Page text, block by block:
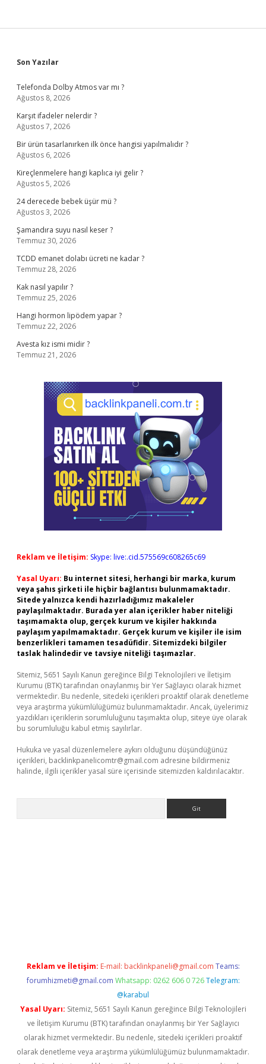
Sidebar
Son Yazılar
Telefonda Dolby Atmos var mı ?
Ağustos 8, 2026
Karşıt ifadeler nelerdir ?
Ağustos 7, 2026
Bir ürün tasarlanırken ilk önce hangisi yapılmalıdır ?
Ağustos 6, 2026
Kireçlenmelere hangi kaplıca iyi gelir ?
Ağustos 5, 2026
24 derecede bebek üşür mü ?
Ağustos 3, 2026
Şamandıra suyu nasıl keser ?
Temmuz 30, 2026
TCDD emanet dolabı ücreti ne kadar ?
Temmuz 28, 2026
Kak nasıl yapılır ?
Temmuz 25, 2026
Hangi hormon lipödem yapar ?
Temmuz 22, 2026
Avesta kız ismi midir ?
Temmuz 21, 2026
Reklam ve İletişim: Skype: live:.cid.575569c608265c69
Yasal Uyarı: Bu internet sitesi, herhangi bir marka, kurum
veya şahıs şirketi ile hiçbir bağlantısı bulunmamaktadır.
Sitede yalnızca kendi hazırladığımız makaleler
paylaşılmaktadır. Burada yer alan içerikler haber niteliği
taşımamakta olup, gerçek kurum ve kişiler hakkında
paylaşım yapılmamaktadır. Gerçek kurum ve kişiler ile isim
benzerlikleri tamamen tesadüfidir. Sitemizdeki bilgiler
taslak halindedir ve tavsiye niteliği taşımazlar.
Sitemiz, 5651 Sayılı Kanun gereğince Bilgi Teknolojileri ve İletişim
Kurumu (BTK) tarafından onaylanmış bir Yer Sağlayıcı olarak hizmet
vermektedir. Bu nedenle, sitedeki içerikleri proaktif olarak denetleme
veya araştırma yükümlülüğümüz bulunmamaktadır. Ancak, üyelerimiz
yazdıkları içeriklerin sorumluluğunu taşımakta olup, siteye üye olarak
bu sorumluluğu kabul etmiş sayılırlar.
Hukuka ve yasal düzenlemelere aykırı olduğunu düşündüğünüz
içerikleri, backlinkpanelicomtr@gmail.com adresine bildirmeniz
halinde, ilgili içerikler yasal süre içerisinde sitemizden kaldırılacaktır.
Reklam ve İletişim: E-mail: backlinkpaneli@gmail.com Teams:
forumhizmeti@gmail.com Whatsapp: 0262 606 0 726 Telegram:
@karabul
Yasal Uyarı: Sitemiz, 5651 Sayılı Kanun gereğince Bilgi Teknolojileri
ve İletişim Kurumu (BTK) tarafından onaylanmış bir Yer Sağlayıcı
olarak hizmet vermektedir. Bu nedenle, sitedeki içerikleri proaktif
olarak denetleme veya araştırma yükümlülüğümüz bulunmamaktadır.